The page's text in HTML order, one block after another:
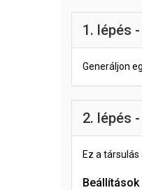
1. lépés
Generáljon
2. lépés
Ez a
Beállítások